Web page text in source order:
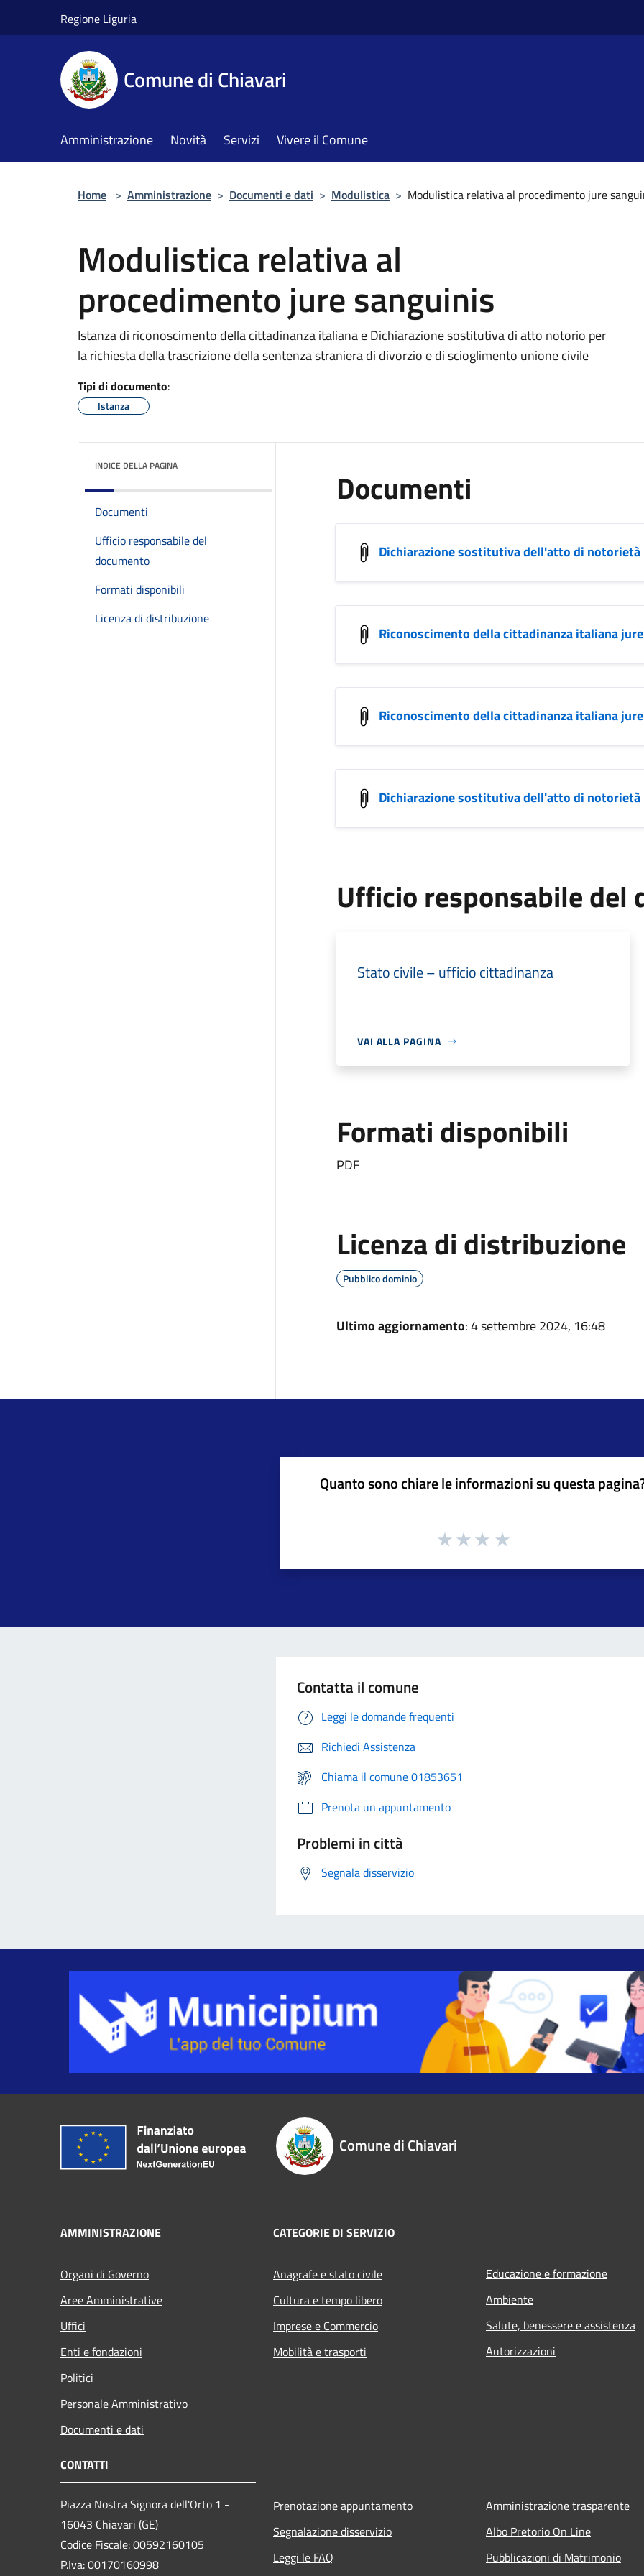
Regione Liguria
Comune di Chiavari
Amministrazione Novità Servizi Vivere il Comune
Home > Amministrazione > Documenti e dati > Modulistica > Modulistica relativa al procedimento jure
Modulistica relativa al
procedimento jure sanguinis
Istanza di riconoscimento della cittadinanza italiana e Dichiarazione sostitutiva di atto notorio per
la richiesta della trascrizione della sentenza straniera di divorzio e di scioglimento unione civile
Tipi di documento:
Istanza
INDICE DELLA PAGINA
Documenti
Ufficio responsabile del
documento
Formati disponibili
Licenza di distribuzione
Documenti
Dichiarazione sostitutiva dell'atto di notorietà
Riconoscimento della cittadinanza italiana
Riconoscimento della cittadinanza italiana
Dichiarazione sostitutiva dell'atto di notorietà
Ufficio responsabile del
Stato civile – ufficio cittadinanza
VAI ALLA PAGINA
Formati disponibili
PDF
Licenza di distribuzione
Pubblico dominio
Ultimo aggiornamento: 4 settembre 2024, 16:48
Quanto sono chiare le informazioni su questa
Contatta il comune
Leggi le domande frequenti
Richiedi Assistenza
Chiama il comune 01853651
Prenota un appuntamento
Problemi in città
Segnala disservizio
Comune di Chiavari
AMMINISTRAZIONE
Organi di Governo
Aree Amministrative
Uffici
Enti e fondazioni
Politici
Personale Amministrativo
Documenti e dati
CATEGORIE DI SERVIZIO
Anagrafe e stato civile
Cultura e tempo libero
Imprese e Commercio
Mobilità e trasporti
Educazione e formazione
Ambiente
Salute, benessere e assistenza
Autorizzazioni
CONTATTI
Piazza Nostra Signora dell'Orto 1 -
16043 Chiavari (GE)
Codice Fiscale: 00592160105
P.Iva: 00170160998
Prenotazione appuntamento
Segnalazione disservizio
Leggi le FAQ
Amministrazione trasparente
Albo Pretorio On Line
Pubblicazioni di Matrimonio